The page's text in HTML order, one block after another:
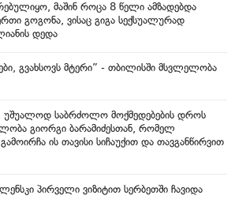
მაშინ როცა 8 წელი ამზადებდა
გოგონა, ვისაც გიგა სექსუალურად
დედა
გვახსოვს მტერი” - თბილისში მსვლელობა
უშუალოდ საბრძოლო მოქმედებების დროს
გიორგი ბარამიძესთან, რომელ
ის თავისი სიჩაუქით და თავგანწირვით
პირველი ვიზიტით სერბეთში ჩავიდა